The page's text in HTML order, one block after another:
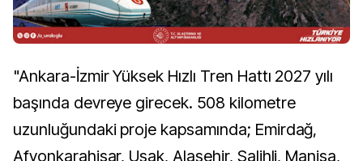
"Ankara-İzmir Yüksek Hızlı Tren Hattı 2027 yılı
başında devreye girecek. 508 kilometre
uzunluğundaki proje kapsamında; Emirdağ,
Afyonkarahisar, Uşak, Alaşehir, Salihli, Manisa,